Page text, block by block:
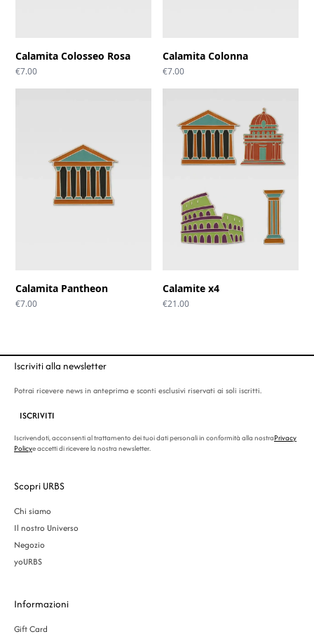
Calamita Colosseo Rosa
€7.00
Calamita Colonna
€7.00
Calamita Pantheon
€7.00
Calamite x4
€21.00
Iscriviti alla newsletter
Potrai ricevere news in anteprima e sconti esclusivi riservati ai soli iscritti.
ISCRIVITI
Iscrivendoti, acconsenti al trattamento dei tuoi dati personali in conformità alla nostraPrivacy
Policye accetti di ricevere la nostra newsletter.
Scopri URBS
Chi siamo
Il nostro Universo
Negozio
yoURBS
Informazioni
Gift Card